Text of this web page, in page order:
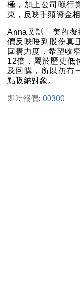
極，加上公司喺行
東，反映手頭資金相
Anna又話，美的
價反映唔到股份真
回購力度，希望收
12倍，屬於歷史低
及回購，所以仍有
點吸納對象。
即時報價: 00300